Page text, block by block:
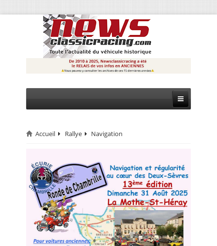
CIRCUIT
RALLYE
MONTAGNE
EVÈNEMENTS
CALENDRIER
FOCUS
Accueil Rallye Navigation